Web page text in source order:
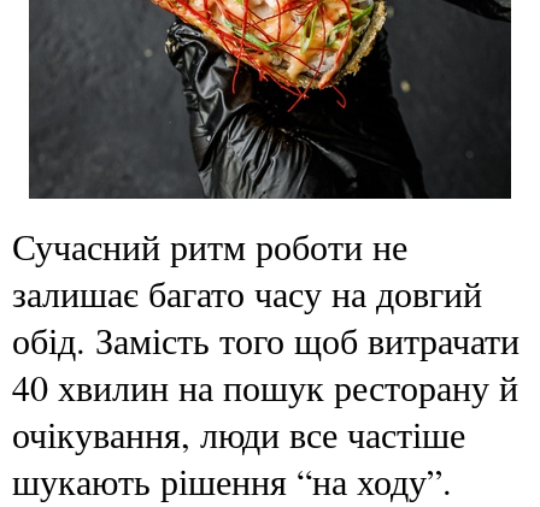
Сучасний ритм роботи не
залишає багато часу на довгий
обід. Замість того щоб витрачати
40 хвилин на пошук ресторану й
очікування, люди все частіше
шукають рішення “на ходу”.